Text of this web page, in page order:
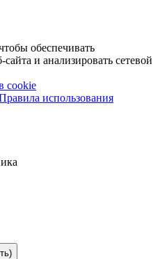
обеспечивать
и анализировать сетевой
cookie
использования